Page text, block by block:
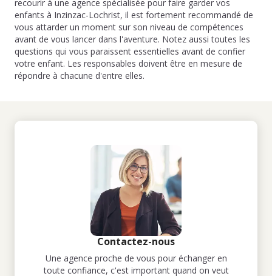
recourir à une agence spécialisée pour faire garder vos
enfants à Inzinzac-Lochrist, il est fortement recommandé de
vous attarder un moment sur son niveau de compétences
avant de vous lancer dans l'aventure. Notez aussi toutes les
questions qui vous paraissent essentielles avant de confier
votre enfant. Les responsables doivent être en mesure de
répondre à chacune d'entre elles.
Contactez-nous
Une agence proche de vous pour échanger en
toute confiance, c'est important quand on veut